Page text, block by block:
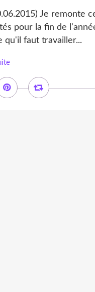
Je remonte
pour la fin de
qu'il faut travailler...